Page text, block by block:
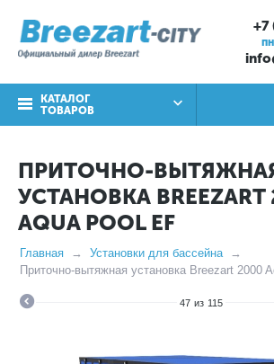
+7
КАТАЛОГ
ТОВАРОВ
ПРИТОЧНО-
УСТАНОВКА BREEZART
AQUA POOL EF
Главная
Установки для бассейна
Приточно-вытяжная установка Breezart 2000
47 из 115